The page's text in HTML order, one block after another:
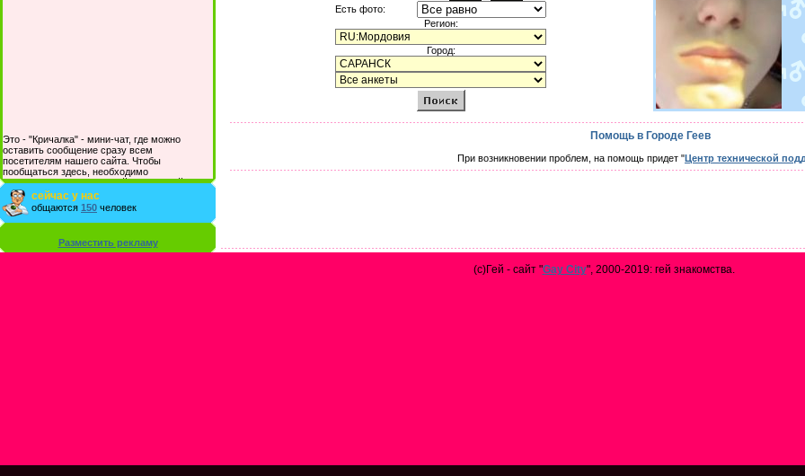
Это - "Кричалка" - мини-чат, где можно
оставить сообщение сразу всем
посетителям нашего сайта. Чтобы
пообщаться здесь, необходимо
зарегистрироваться на сайте и/или войти со
своими логином и паролем.
сейчас у нас
общаются 150 человек
Разместить рекламу
Есть фото:
Регион:
Город:
Помощь в Городе Геев
При возникновении проблем, на помощь придет "Центр технической
(с)Гей - сайт "Gay City", 2000-2019: гей знакомства.